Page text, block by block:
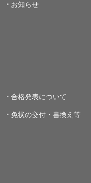
お知らせ
合格発表について
免状の交付・書換え等